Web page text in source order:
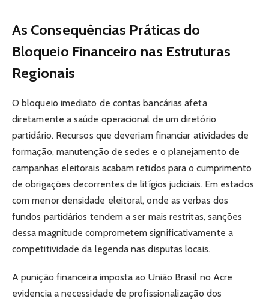
As Consequências Práticas do
Bloqueio Financeiro nas Estruturas
Regionais
O bloqueio imediato de contas bancárias afeta
diretamente a saúde operacional de um diretório
partidário. Recursos que deveriam financiar atividades de
formação, manutenção de sedes e o planejamento de
campanhas eleitorais acabam retidos para o cumprimento
de obrigações decorrentes de litígios judiciais. Em estados
com menor densidade eleitoral, onde as verbas dos
fundos partidários tendem a ser mais restritas, sanções
dessa magnitude comprometem significativamente a
competitividade da legenda nas disputas locais.
A punição financeira imposta ao União Brasil no Acre
evidencia a necessidade de profissionalização dos